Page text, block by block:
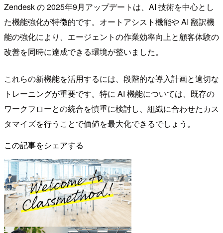
Zendesk の 2025年9月アップデートは、AI 技術を中心とし
た機能強化が特徴的です。オートアシスト機能や AI 翻訳機
能の強化により、エージェントの作業効率向上と顧客体験の
改善を同時に達成できる環境が整いました。
これらの新機能を活用するには、段階的な導入計画と適切な
トレーニングが重要です。特に AI 機能については、既存の
ワークフローとの統合を慎重に検討し、組織に合わせたカス
タマイズを行うことで価値を最大化できるでしょう。
この記事をシェアする